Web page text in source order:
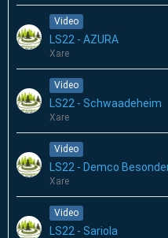
Video
LS22 - AZURA
Xare
Video
LS22 - Schwaadeheim
Xare
Video
LS22 - Demco
Xare
Video
LS22 - Sariola